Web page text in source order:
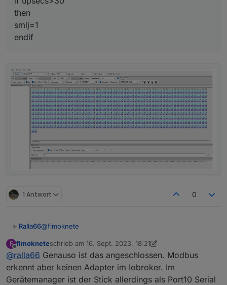
then
smlj=1
endif
1 Antwort 0
Ralla66@fimoknete
zwischen dem DPM und dem Win PC ist nur der
mitgelieferte USB RS485 Stick dazwischen.
Im Gerätemanager prüfen ob der Stick erkannt wurde.
F
Offline
fimokneteschrieb am 16. Sept. 2023, 18:21
zuletzt editiert von fimoknete
@ralla66 Genauso ist das angeschlossen. Modbus
erkennt aber keinen Adapter im Iobroker. Im
Gerätemanager ist der Stick allerdings als Port10 Serial